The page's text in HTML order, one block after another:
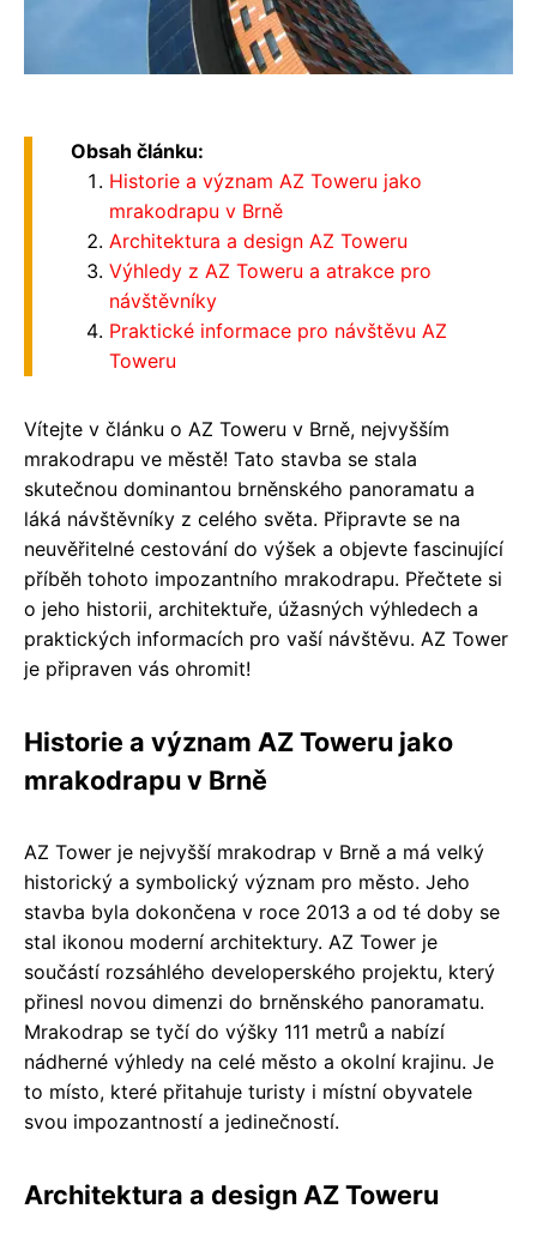
Obsah článku:
Historie a význam AZ Toweru jako
mrakodrapu v Brně
Architektura a design AZ Toweru
Výhledy z AZ Toweru a atrakce pro
návštěvníky
Praktické informace pro návštěvu AZ
Toweru
Vítejte v článku o AZ Toweru v Brně, nejvyšším
mrakodrapu ve městě! Tato stavba se stala
skutečnou dominantou brněnského panoramatu a
láká návštěvníky z celého světa. Připravte se na
neuvěřitelné cestování do výšek a objevte fascinující
příběh tohoto impozantního mrakodrapu. Přečtete si
o jeho historii, architektuře, úžasných výhledech a
praktických informacích pro vaší návštěvu. AZ Tower
je připraven vás ohromit!
Historie a význam AZ Toweru jako
mrakodrapu v Brně
AZ Tower je nejvyšší mrakodrap v Brně a má velký
historický a symbolický význam pro město. Jeho
stavba byla dokončena v roce 2013 a od té doby se
stal ikonou moderní architektury. AZ Tower je
součástí rozsáhlého developerského projektu, který
přinesl novou dimenzi do brněnského panoramatu.
Mrakodrap se tyčí do výšky 111 metrů a nabízí
nádherné výhledy na celé město a okolní krajinu. Je
to místo, které přitahuje turisty i místní obyvatele
svou impozantností a jedinečností.
Architektura a design AZ Toweru